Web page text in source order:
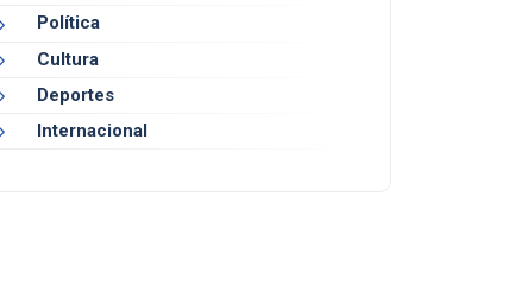
Política
Cultura
Deportes
Internacional